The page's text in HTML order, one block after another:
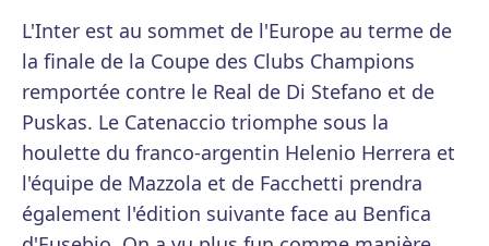
L'Inter est au sommet de l'Europe au terme de
la finale de la Coupe des Clubs Champions
remportée contre le Real de Di Stefano et de
Puskas. Le Catenaccio triomphe sous la
houlette du franco-argentin Helenio Herrera et
l'équipe de Mazzola et de Facchetti prendra
également l'édition suivante face au Benfica